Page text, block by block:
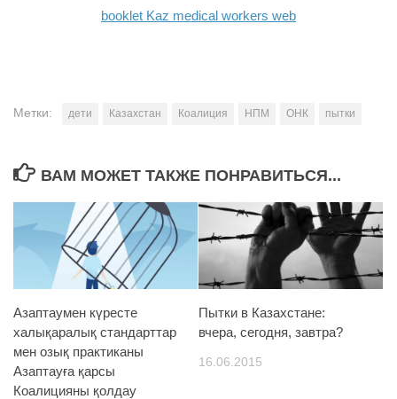
booklet Kaz medical workers web
Метки: дети Казахстан Коалиция НПМ ОНК пытки
ВАМ МОЖЕТ ТАКЖЕ ПОНРАВИТЬСЯ...
Азаптаумен күресте
халықаралық стандарттар
мен озық практиканы
Азаптауға қарсы
Коалицияны қолдау
Пытки в Казахстане:
вчера, сегодня, завтра?
16.06.2015